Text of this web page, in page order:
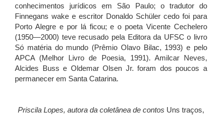
conhecimentos jurídicos em São Paulo; o tradutor do
Finnegans wake e escritor Donaldo Schüler cedo foi para
Porto Alegre e por lá ficou; e o poeta Vicente Cechelero
(1950—2000) teve recusado pela Editora da UFSC o livro
Só matéria do mundo (Prêmio Olavo Bilac, 1993) e pelo
APCA (Melhor Livro de Poesia, 1991). Amilcar Neves,
Alcides Buss e Oldemar Olsen Jr. foram dos poucos a
permanecer em Santa Catarina.
Priscila Lopes, autora da coletânea de contos Uns traços,